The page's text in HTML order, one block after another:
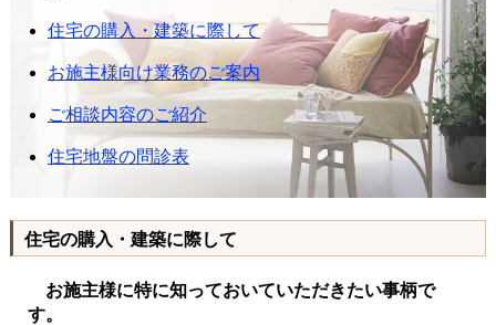
住宅の購入・建築に際して
お施主様向け業務のご案内
ご相談内容のご紹介
住宅地盤の問診表
住宅の購入・建築に際して
お施主様に特に知っておいていただきたい事柄で
す。